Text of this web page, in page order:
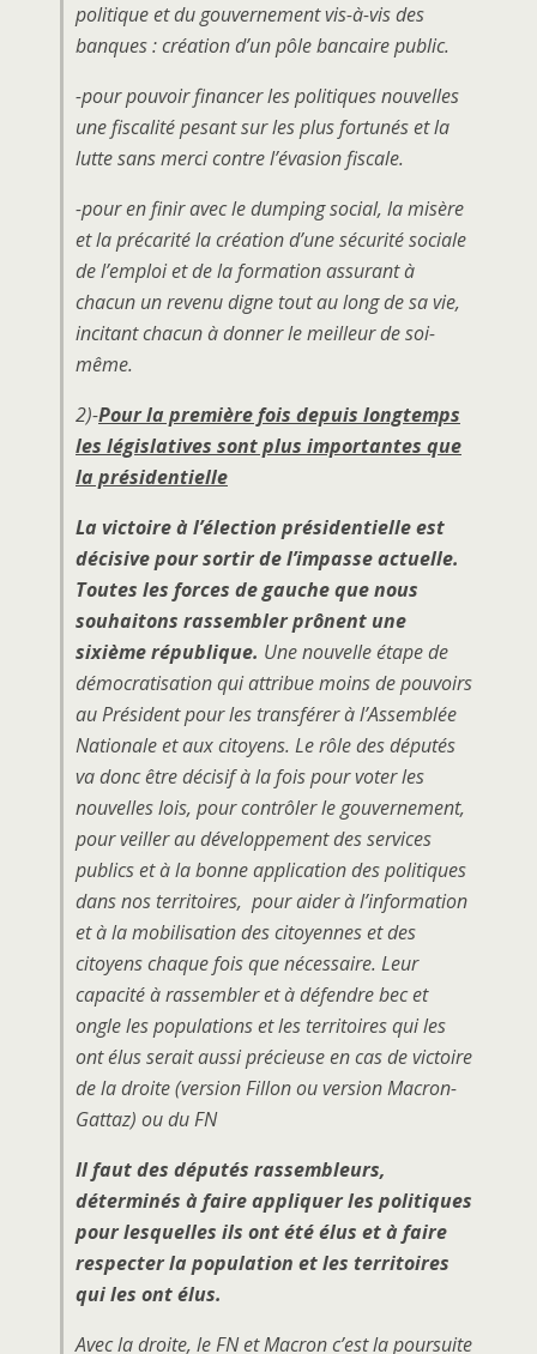
politique et du gouvernement vis-à-vis des
banques : création d’un pôle bancaire public.
-pour pouvoir financer les politiques nouvelles
une fiscalité pesant sur les plus fortunés et la
lutte sans merci contre l’évasion fiscale.
-pour en finir avec le dumping social, la misère
et la précarité la création d’une sécurité sociale
de l’emploi et de la formation assurant à
chacun un revenu digne tout au long de sa vie,
incitant chacun à donner le meilleur de soi-
même.
2)-Pour la première fois depuis longtemps
les législatives sont plus importantes que
la présidentielle
La victoire à l’élection présidentielle est
décisive pour sortir de l’impasse actuelle.
Toutes les forces de gauche que nous
souhaitons rassembler prônent une
sixième république. Une nouvelle étape de
démocratisation qui attribue moins de pouvoirs
au Président pour les transférer à l’Assemblée
Nationale et aux citoyens. Le rôle des députés
va donc être décisif à la fois pour voter les
nouvelles lois, pour contrôler le gouvernement,
pour veiller au développement des services
publics et à la bonne application des politiques
dans nos territoires, pour aider à l’information
et à la mobilisation des citoyennes et des
citoyens chaque fois que nécessaire. Leur
capacité à rassembler et à défendre bec et
ongle les populations et les territoires qui les
ont élus serait aussi précieuse en cas de victoire
de la droite (version Fillon ou version Macron-
Gattaz) ou du FN
Il faut des députés rassembleurs,
déterminés à faire appliquer les politiques
pour lesquelles ils ont été élus et à faire
respecter la population et les territoires
qui les ont élus.
Avec la droite, le FN et Macron c’est la poursuite